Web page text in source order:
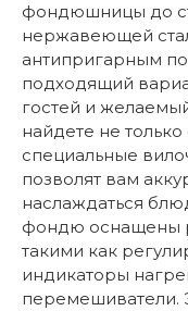
фондюшницы до
нержавеющей
антипригарным
подходящий
гостей и
найдете не
специальные
позволят вам
наслаждаться
фондю оснащены
такими как
индикаторы
перемешиватели.